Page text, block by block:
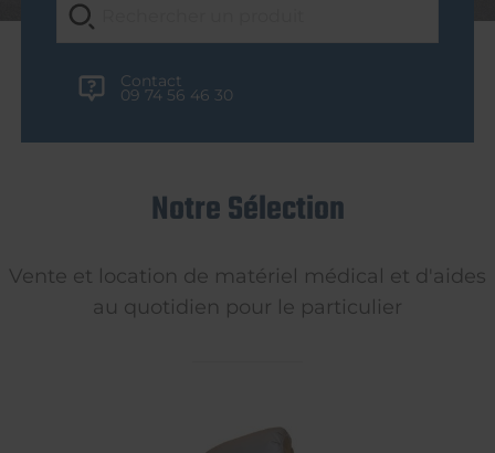
Contact
09 74 56 46 30
Notre Sélection
Vente et location de matériel médical et d'aides
au quotidien pour le particulier